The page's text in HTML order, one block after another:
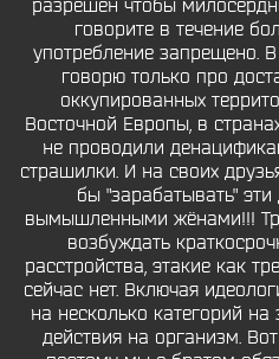
разрешен чтобы
говорите в течение
употребление запрещено.
говорю только про
оккупированных
Восточной Европы, в
не проводили
страшилки. И на своих
бы "зарабатывать" эти
вымышленными жёнами!!!
возбуждать
расстройства, этакие как
сейчас нет. Включая
на несколько категорий
действия на организм.